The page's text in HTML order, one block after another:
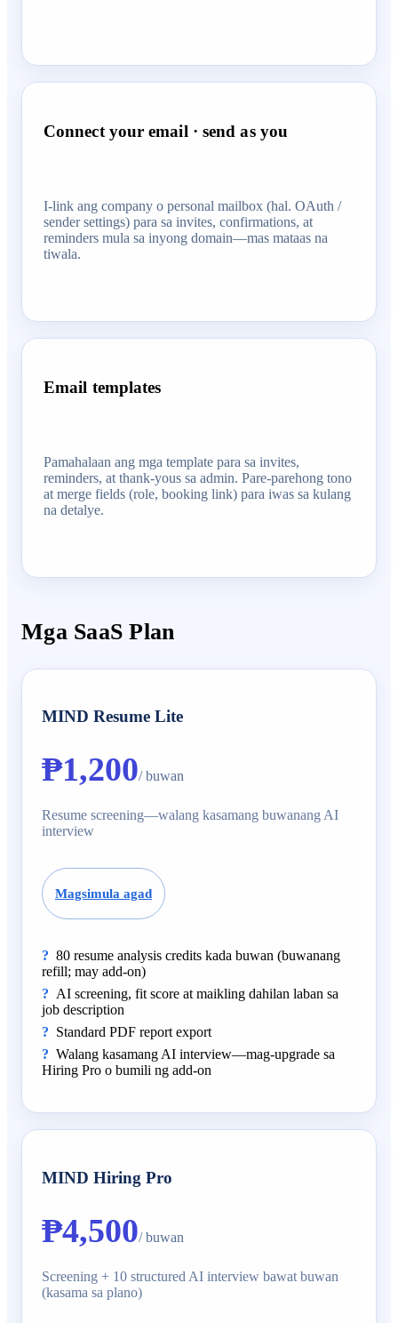
Connect your email · send as you
I-link ang company o personal mailbox (hal. OAuth /
sender settings) para sa invites, confirmations, at
reminders mula sa inyong domain—mas mataas na
tiwala.
Email templates
Pamahalaan ang mga template para sa invites,
reminders, at thank-yous sa admin. Pare-parehong tono
at merge fields (role, booking link) para iwas sa kulang
na detalye.
Mga SaaS Plan
MIND Resume Lite
₱1,200/ buwan
Resume screening—walang kasamang buwanang AI
interview
Magsimula agad
80 resume analysis credits kada buwan (buwanang
refill; may add-on)
AI screening, fit score at maikling dahilan laban sa
job description
Standard PDF report export
Walang kasamang AI interview—mag-upgrade sa
Hiring Pro o bumili ng add-on
MIND Hiring Pro
₱4,500/ buwan
Screening + 10 structured AI interview bawat buwan
(kasama sa plano)